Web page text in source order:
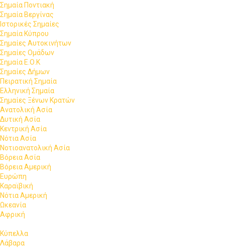
Σημαία Ποντιακή
Σημαία Βεργίνας
Ιστορικές Σημαίες
Σημαία Κύπρου
Σημαίες Αυτοκινήτων
Σημαίες Ομάδων
Σημαία Ε.Ο.Κ
Σημαίες Δήμων
Πειρατική Σημαία
Ελληνική Σημαία
Σημαίες Ξένων Κρατών
Ανατολική Ασία
Δυτική Ασία
Κεντρική Ασία
Νότια Ασία
Νοτιοανατολική Ασία
Βόρεια Ασία
Βόρεια Αμερική
Ευρώπη
Καραϊβική
Νότια Αμερική
Ωκεανία
Αφρική
Κύπελλα
Λάβαρα